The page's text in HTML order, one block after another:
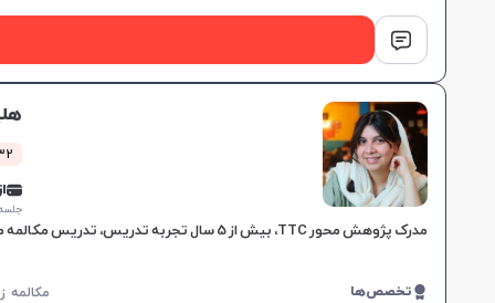
832
از
جلسه ۱
مدرک پژوهش محور TTC، بیش از 5 سال تجربه تدریس، تدریس مکالمه محور و تعاملی، پشتیبانی شخصی، برنامه‌ریزی اختصاصی، و تقویت تمام مهارت‌های زبان انگلیسی.
تخصص‌ها